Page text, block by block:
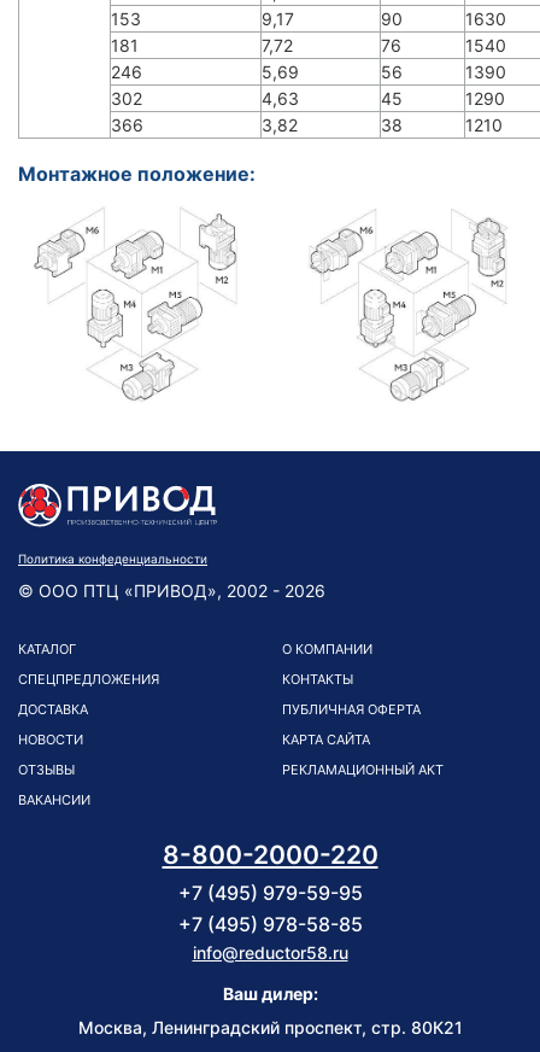
153
9,17 90
1630
181
7,72 76
1540
246
5,69 56
1390
302
4,63 45
1290
366
3,82 38 1210
Монтажное положение:
Политика конфеденциальности
© ООО ПТЦ «ПРИВОД», 2002 - 2026
КАТАЛОГ
СПЕЦПРЕДЛОЖЕНИЯ
ДОСТАВКА
НОВОСТИ
ОТЗЫВЫ
ВАКАНСИИ
О КОМПАНИИ
КОНТАКТЫ
ПУБЛИЧНАЯ ОФЕРТА
КАРТА САЙТА
РЕКЛАМАЦИОННЫЙ АКТ
8-800-2000-220
+7 (495) 979-59-95
+7 (495) 978-58-85
info@reductor58.ru
Ваш дилер:
Москва, Ленинградский проспект, стр. 80К21